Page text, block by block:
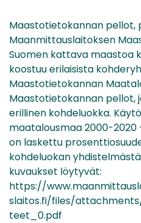
Maastotietokannan pellot,
Maanmittauslaitoksen
Suomen kattava maastoa
koostuu erilaisista
Maastotietokannan
Maastotietokannan pellot,
erillinen kohdeluokka.
maatalousmaa 2000-
on laskettu
kohdeluokan
kuvaukset löytyvät:
https://
slaitos.fi/files/
teet_0.pdf